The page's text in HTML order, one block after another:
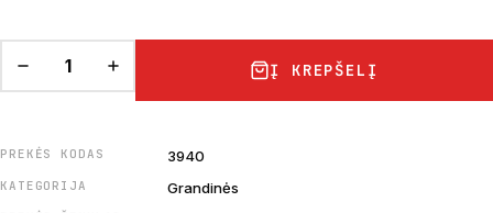
Į KREPŠELĮ
PREKĖS KODAS 3940
KATEGORIJA Grandinės